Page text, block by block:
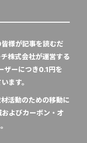
様が記事を読むだ
株式会社が運営する
ザーにつき0.1円を
ます。
活動のための移動に
よびカーボン・オ